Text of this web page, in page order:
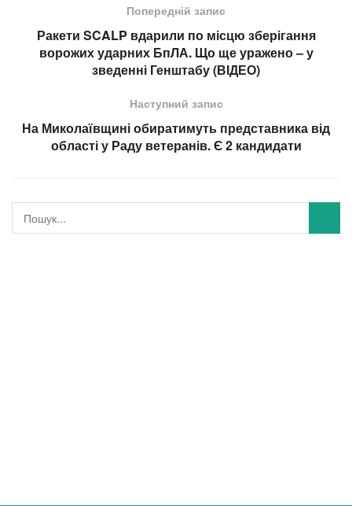
Попередній запис
Ракети SCALP вдарили по місцю зберігання
ворожих ударних БпЛА. Що ще уражено – у
зведенні Генштабу (ВІДЕО)
Наступний запис
На Миколаївщині обиратимуть представника від
області у Раду ветеранів. Є 2 кандидати